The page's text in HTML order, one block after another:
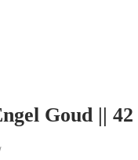
Goud ||